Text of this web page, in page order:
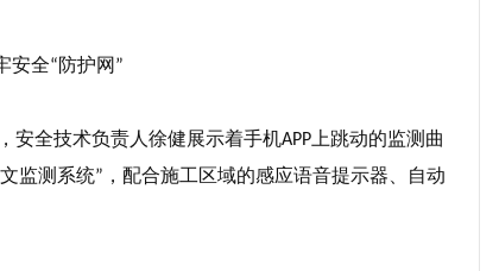
安全“防护网 ”
安全技术负责人徐健展示着手机APP 上跳动的监测曲
监测系统” ，配合施工区域的感应语音提示器、自动